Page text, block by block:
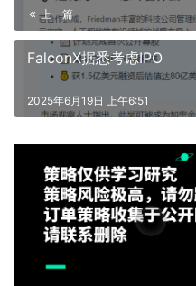
上一篇
FalconX据悉考虑IPO
2025年6月19日 上午6:51